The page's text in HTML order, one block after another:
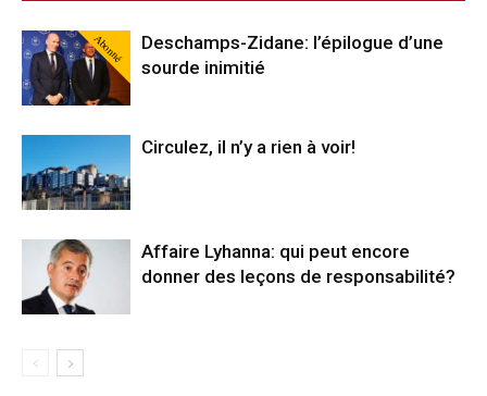
Abonné
Deschamps-Zidane: l’épilogue d’une
sourde inimitié
Circulez, il n’y a rien à voir!
Affaire Lyhanna: qui peut encore
donner des leçons de responsabilité?